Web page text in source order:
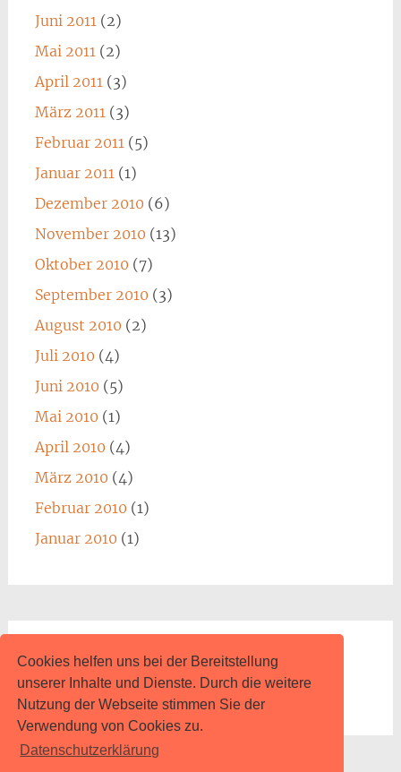
Cookies helfen uns bei der Bereitstellung
unserer Inhalte und Dienste. Durch die weitere
Nutzung der Webseite stimmen Sie der
Verwendung von Cookies zu.
Datenschutzerklärung
Juni 2011(2)
Mai 2011(2)
April 2011(3)
März 2011(3)
Februar 2011(5)
Januar 2011(1)
Dezember 2010 (6)
November 2010 (13)
Oktober 2010 (7)
September 2010 (3)
August 2010 (2)
Juli 2010 (4)
Juni 2010 (5)
Mai 2010 (1)
April 2010 (4)
März 2010 (4)
Februar 2010 (1)
Januar 2010 (1)
Impressum
www.content.de